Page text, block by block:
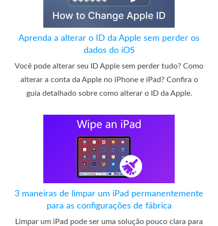
Aprenda a alterar o ID da Apple sem perder os
dados do iOS
Você pode alterar seu ID Apple sem perder tudo? Como
alterar a conta da Apple no iPhone e iPad? Confira o
guia detalhado sobre como alterar o ID da Apple.
3 maneiras de limpar um iPad permanentemente
para as configurações de fábrica
Limpar um iPad pode ser uma solução pouco clara para